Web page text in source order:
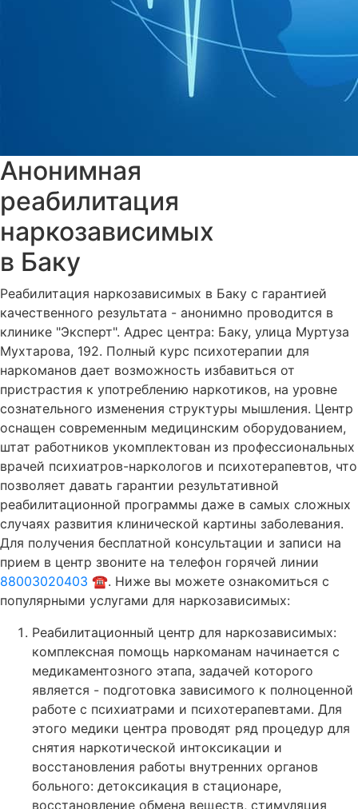
Анонимная
реабилитация
наркозависимых
в Баку
Реабилитация наркозависимых в Баку с гарантией
качественного результата - анонимно проводится в
клинике "Эксперт". Адрес центра: Баку, улица Муртуза
Мухтарова, 192. Полный курс психотерапии для
наркоманов дает возможность избавиться от
пристрастия к употреблению наркотиков, на уровне
сознательного изменения структуры мышления. Центр
оснащен современным медицинским оборудованием,
штат работников укомплектован из профессиональных
врачей психиатров-наркологов и психотерапевтов, что
позволяет давать гарантии результативной
реабилитационной программы даже в самых сложных
случаях развития клинической картины заболевания.
Для получения бесплатной консультации и записи на
прием в центр звоните на телефон горячей линии
88003020403 ☎️. Ниже вы можете ознакомиться с
популярными услугами для наркозависимых:
Реабилитационный центр для наркозависимых:
комплексная помощь наркоманам начинается с
медикаментозного этапа, задачей которого
является - подготовка зависимого к полноценной
работе с психиатрами и психотерапевтами. Для
этого медики центра проводят ряд процедур для
снятия наркотической интоксикации и
восстановления работы внутренних органов
больного: детоксикация в стационаре,
восстановление обмена веществ, стимуляция